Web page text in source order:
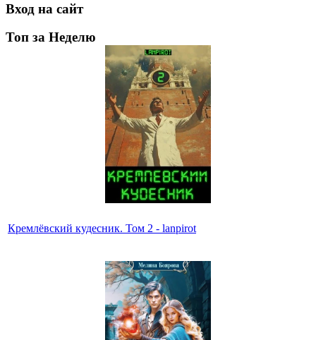
Вход на сайт
Топ за Неделю
Кремлёвский кудесник. Том 2 - lanpirot